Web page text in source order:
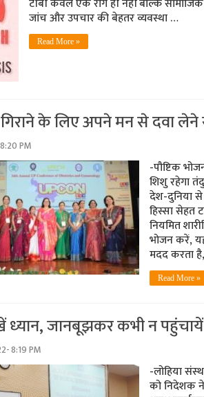
टीबी केवल एक रोग ही नहीं बल्कि
जांच और उपचार की बेहतर व्यवस्था …
Read More »
गिराने के लिए अपने मन से दवा
PM
-पौष्टिक
शिशु रहेगा
देश-दुनिया से
हिस्सा सेहत
नियमित
भोजन करें,
मदद करता
Read More »
ध्‍यान, जानबूझकर कभी न
8:19 PM
-लोहिया
को निदेशक